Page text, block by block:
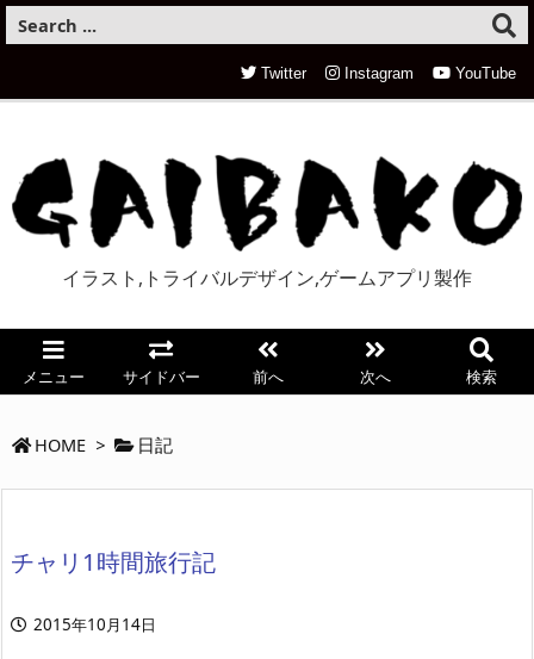
イラスト,トライバルデザイン,ゲームアプリ製作
メニュー サイドバー 前へ 次へ 検索
Twitter Instagram YouTube
HOME > 日記
チャリ1時間旅行記
2015年10月14日